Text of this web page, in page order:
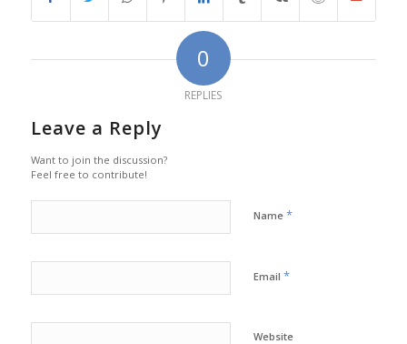
0
REPLIES
Leave a Reply
Want to join the discussion?
Feel free to contribute!
Name *
Email *
Website